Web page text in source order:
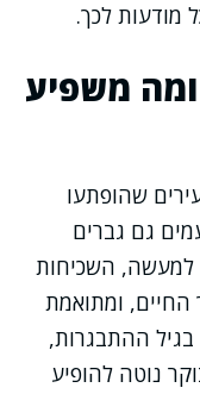
מודעות לכך.
ומה משפיע
שהופתעו
גם גברים
למעשה, השכיחות
ומתואמת
ההתבגרות,
נוטה להופיע